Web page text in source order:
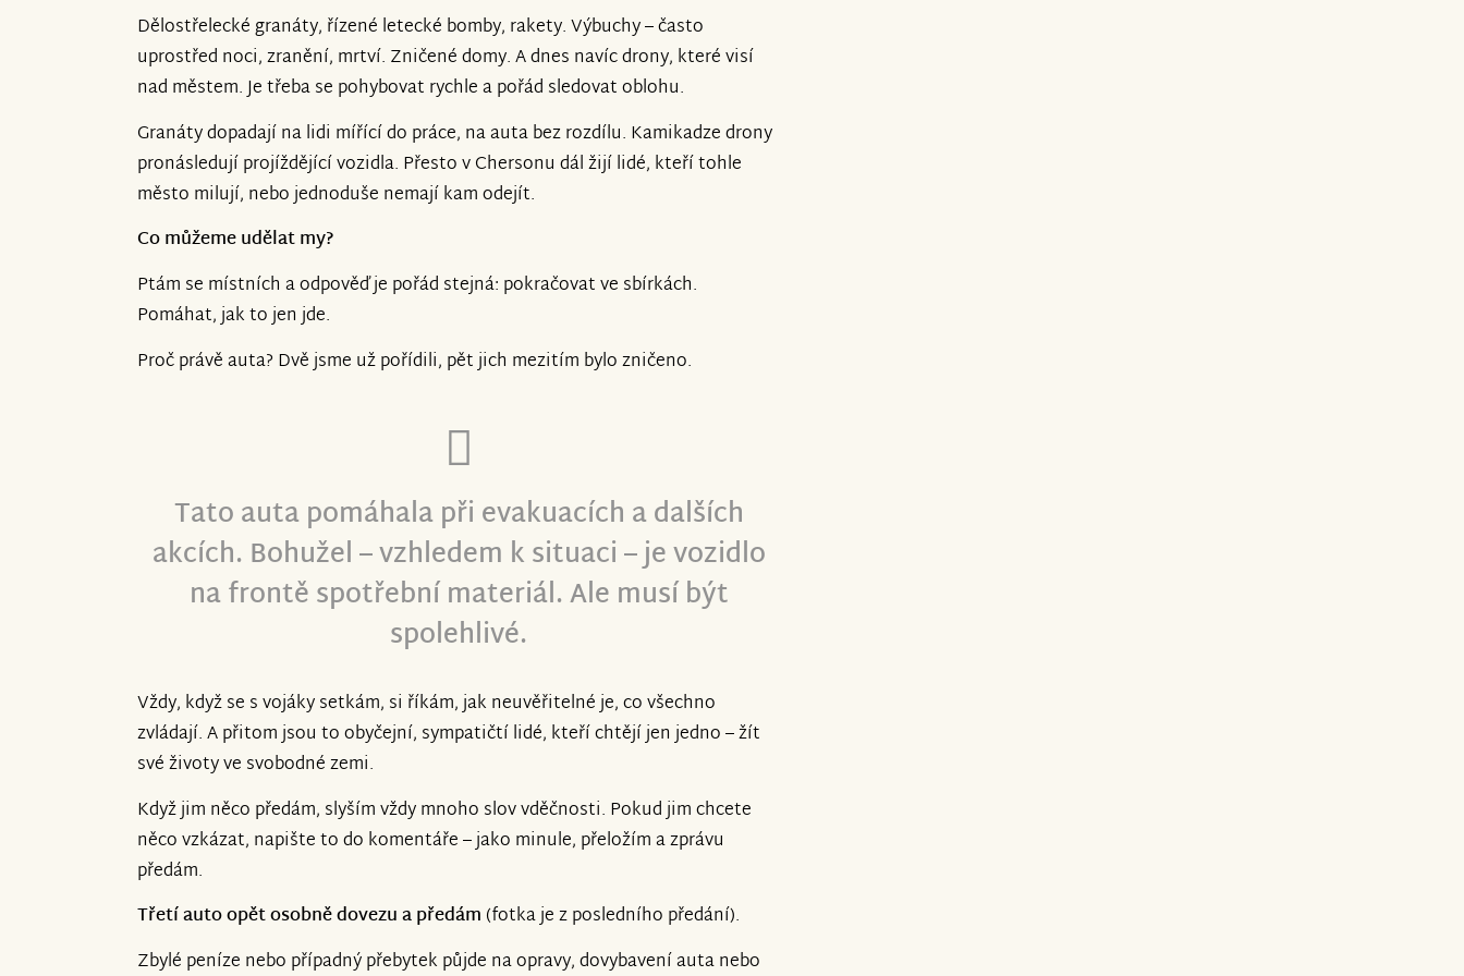
Dělostřelecké granáty, řízené letecké bomby, rakety. Výbuchy – často
uprostřed noci, zranění, mrtví. Zničené domy. A dnes navíc drony, které visí
nad městem. Je třeba se pohybovat rychle a pořád sledovat oblohu.
Granáty dopadají na lidi mířící do práce, na auta bez rozdílu. Kamikadze drony
pronásledují projíždějící vozidla. Přesto v Chersonu dál žijí lidé, kteří tohle
město milují, nebo jednoduše nemají kam odejít.
Co můžeme udělat my?
Ptám se místních a odpověď je pořád stejná: pokračovat ve sbírkách.
Pomáhat, jak to jen jde.
Proč právě auta? Dvě jsme už pořídili, pět jich mezitím bylo zničeno.
Tato auta pomáhala při evakuacích a dalších
akcích. Bohužel – vzhledem k situaci – je vozidlo
na frontě spotřební materiál. Ale musí být
spolehlivé.
Vždy, když se s vojáky setkám, si říkám, jak neuvěřitelné je, co všechno
zvládají. A přitom jsou to obyčejní, sympatičtí lidé, kteří chtějí jen jedno – žít
své životy ve svobodné zemi.
Když jim něco předám, slyším vždy mnoho slov vděčnosti. Pokud jim chcete
něco vzkázat, napište to do komentáře – jako minule, přeložím a zprávu
předám.
Třetí auto opět osobně dovezu a předám (fotka je z posledního předání).
Zbylé peníze nebo případný přebytek půjde na opravy, dovybavení auta nebo